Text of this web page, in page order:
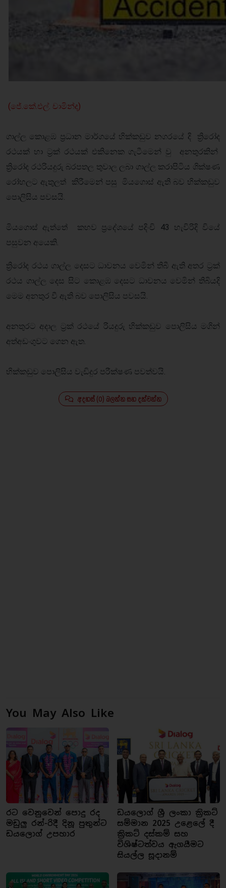
(ජේ.කේ.එල්. චාමින්ද)
ගාල්ල කොළඹ ප්‍රධාන මාර්ගයේ හික්කඩුව නගරයේ දි ත්‍රිරෝද
රථයක් හා ට්‍රක් රථයක් එකිනෙක ගැටීමෙන් වු අනතුරකින්
ත්‍රිරෝද රථරියදුරු බරපතල තුවාල ලබා ගාල්ල කරාපිටිය ශික්ෂණ
රෝහලට ඇතුලත් කිරීමෙන් පසු මියගොස් ඇති බව හික්කඩුව
පොලිසිය පවසයි.
මියගොස් ඇත්තේ කහව ප්‍රදේශයේ පදිංචි 43 හැවිරිදි වියේ
පසුවන අයෙකි.
ත්‍රිරෝද රථය ගාල්ල දෙසට ධාවනය වෙමින් තිබී ඇති අතර ට්‍රක්
රථය ගාල්ල දෙස සිට කොළඹ දෙසට ධාවනය වෙමින් තිබියදි
මෙම අනතුර වී ඇති බව පොලිසිය පවසයි.
අනතුරට අදාල ට්‍රක් රථයේ රියදුරු හික්කඩුව පොලිසිය මගින්
අත්අඩංගුවට ගෙන ඇත.
හික්කඩුව පොලිසිය වැඩිදුර පරීක්ෂණ පවත්වයි.
අදහස් (0) බලන්න සහ දක්වන්න
You May Also Like
රට වෙනුවෙන් පොදු රද
මඩුලු රන්-රිදී දිනූ පුතුන්ට
ඩයලොග් උපහාර
ඩයලොග් ශ්‍රී ලංකා ක්‍රිකට්
සම්මාන 2025 උළෙලේ දී
ක්‍රිකට් දස්කම් සහ
විශිෂ්ටත්වය ඇගයීමට
සියල්ල සූදානම්